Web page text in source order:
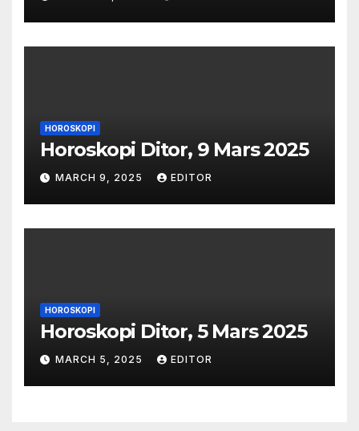
HOROSKOPI
Horoskopi Ditor, 9 Mars 2025
MARCH 9, 2025 EDITOR
HOROSKOPI
Horoskopi Ditor, 5 Mars 2025
MARCH 5, 2025 EDITOR